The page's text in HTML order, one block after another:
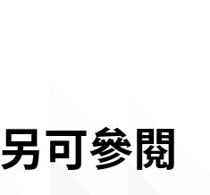
另可參閱